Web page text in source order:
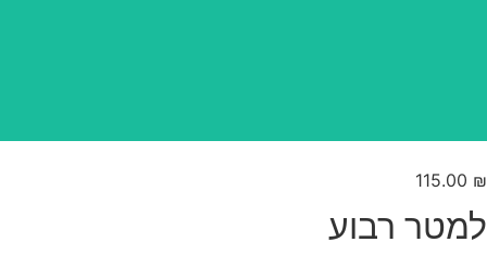
115.00
רבוע